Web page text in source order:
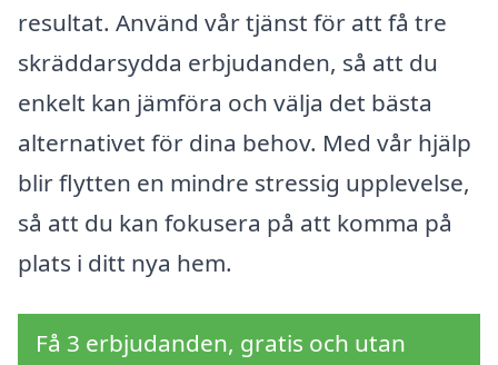
resultat. Använd vår tjänst för att få tre
skräddarsydda erbjudanden, så att du
enkelt kan jämföra och välja det bästa
alternativet för dina behov. Med vår hjälp
blir flytten en mindre stressig upplevelse,
så att du kan fokusera på att komma på
plats i ditt nya hem.
Få 3 erbjudanden, gratis och utan